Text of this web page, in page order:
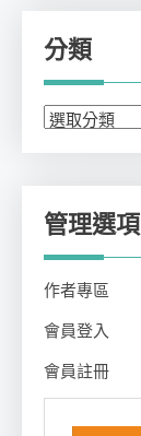
分類
分
管理選項
作者專區
會員登入
會員註冊